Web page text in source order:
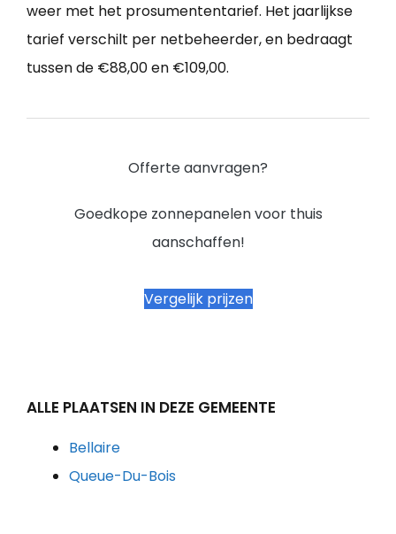
weer met het prosumententarief. Het jaarlijkse
tarief verschilt per netbeheerder, en bedraagt
tussen de €88,00 en €109,00.
Offerte aanvragen?
Goedkope zonnepanelen voor thuis
aanschaffen!
Vergelijk prijzen
ALLE PLAATSEN IN DEZE GEMEENTE
Bellaire
Queue-Du-Bois